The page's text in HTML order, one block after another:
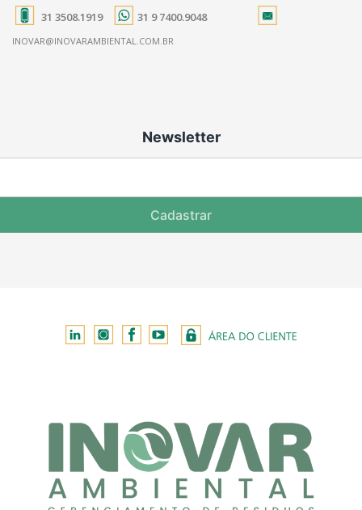
31 3508.1919 31 9 7400.9048
INOVAR@INOVARAMBIENTAL.COM.BR
Newsletter
Cadastrar